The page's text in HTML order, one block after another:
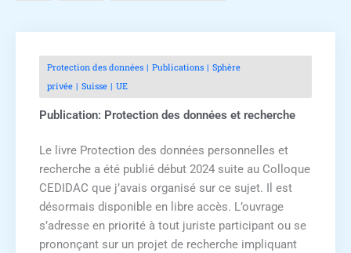
Protection des données Publications
Sphère
privée
Suisse UE
Publication: Protection des données et recherche
Le livre Protection des données personnelles et
recherche a été publié début 2024 suite au Colloque
CEDIDAC que j’avais organisé sur ce sujet. Il est
désormais disponible en libre accès. L’ouvrage
s’adresse en priorité à tout juriste participant ou se
prononçant sur un projet de recherche impliquant